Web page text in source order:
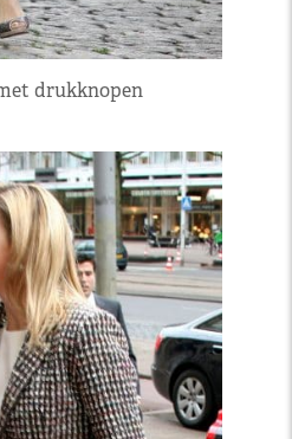
drukknopen